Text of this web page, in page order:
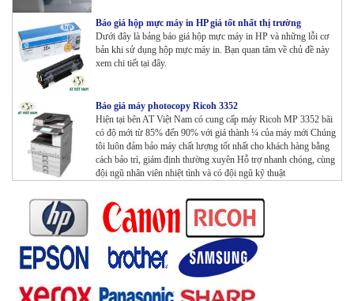
Báo giá hộp mực máy in HP giá tốt nhất thị trường
Dưới đây là bảng báo giá hộp mực máy in HP và những lỗi cơ
bản khi sử dụng hộp mực máy in. Bạn quan tâm về chủ đề này
xem chi tiết tại đây.
Báo giá máy photocopy Ricoh 3352
Hiện tại bên AT Việt Nam có cung cấp máy Ricoh MP 3352 bãi
có độ mới từ 85% đến 90% với giá thành ¼ của máy mới Chúng
tôi luôn đảm bảo máy chất lượng tốt nhất cho khách hàng bằng
cách bảo trì, giám định thường xuyên Hỗ trợ nhanh chóng, cùng
đội ngũ nhân viên nhiệt tình và có đội ngũ kỹ thuật